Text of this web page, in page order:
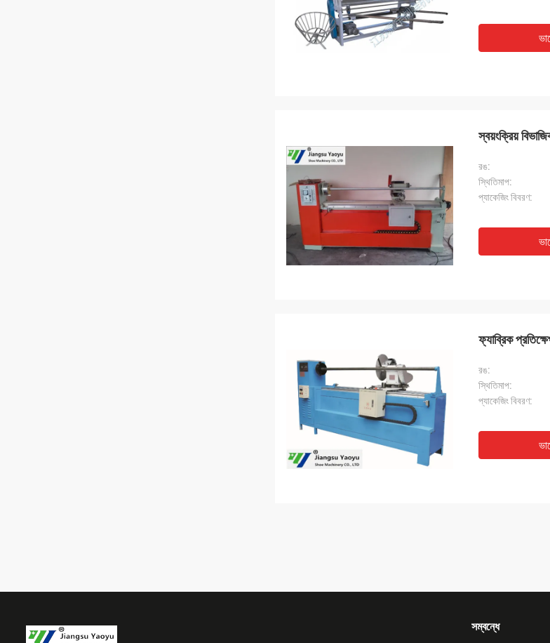
স্বয়ংক্রিয়
রঙ:
স্থিতিমাপ:
প্যাকেজিং বিবরণ:
ফ্যাব্রিক
রঙ:
স্থিতিমাপ:
প্যাকেজিং বিবরণ:
সম্বন্ধে